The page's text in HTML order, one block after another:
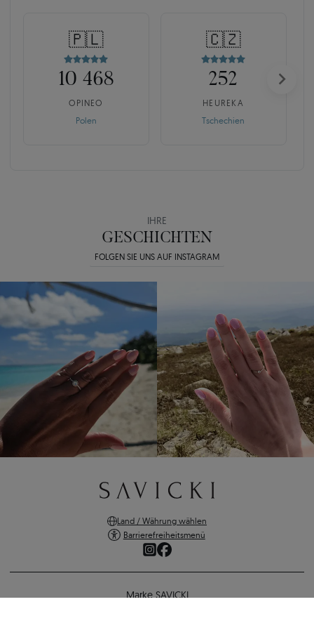
🇵🇱
10 468
OPINEO
Polen
🇨🇿
252
HEUREKA
Tschechien
IHRE
GESCHICHTEN
FOLGEN SIE UNS AUF INSTAGRAM
Land / Währung wählen
Barrierefreiheitsmenü
Marke SAVICKI